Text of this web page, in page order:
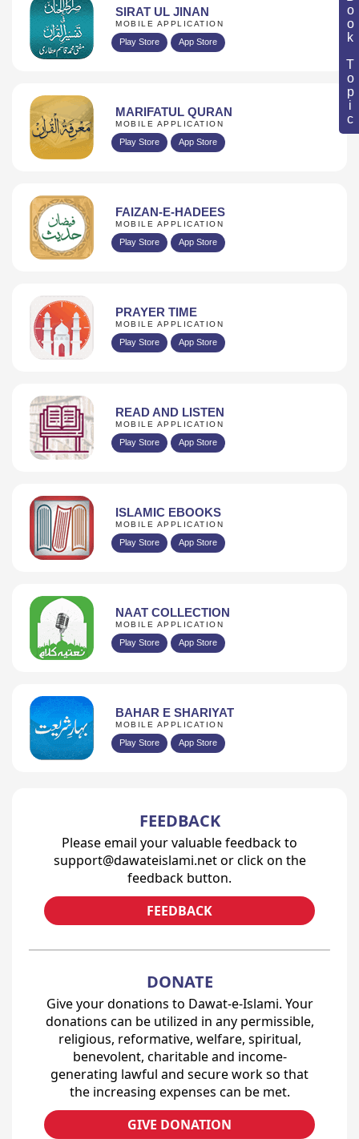
Book Topic
SIRAT UL JINAN
MOBILE APPLICATION
Play Store App Store
MARIFATUL QURAN
MOBILE APPLICATION
Play Store App Store
FAIZAN-E-HADEES
MOBILE APPLICATION
Play Store App Store
PRAYER TIME
MOBILE APPLICATION
Play Store App Store
READ AND LISTEN
MOBILE APPLICATION
Play Store App Store
ISLAMIC EBOOKS
MOBILE APPLICATION
Play Store App Store
NAAT COLLECTION
MOBILE APPLICATION
Play Store App Store
BAHAR E SHARIYAT
MOBILE APPLICATION
Play Store App Store
FEEDBACK
Please email your valuable feedback to
support@dawateislami.net or click on the
feedback button.
FEEDBACK
DONATE
Give your donations to Dawat-e-Islami. Your
donations can be utilized in any permissible,
religious, reformative, welfare, spiritual,
benevolent, charitable and income-
generating lawful and secure work so that
the increasing expenses can be met.
GIVE DONATION